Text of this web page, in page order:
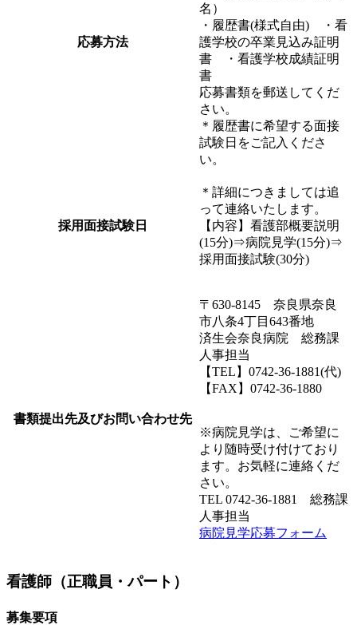
応募方法
名）
・履歴書(様式自由) ・看
護学校の卒業見込み証明
書 ・看護学校成績証明
書
応募書類を郵送してくだ
さい。
＊履歴書に希望する面接
試験日をご記入くださ
い。
採用面接試験日
＊詳細につきましては追
って連絡いたします。
【内容】看護部概要説明
(15分)⇒病院見学(15分)⇒
採用面接試験(30分)
書類提出先及びお問い合わせ先
〒630-8145 奈良県奈良
市八条4丁目643番地
済生会奈良病院 総務課
人事担当
【TEL】0742-36-1881(代)
【FAX】0742-36-1880
※病院見学は、ご希望に
より随時受け付けており
ます。お気軽に連絡くだ
さい。
TEL 0742-36-1881 総務課
人事担当
病院見学応募フォーム
看護師（正職員・パート）
募集要項